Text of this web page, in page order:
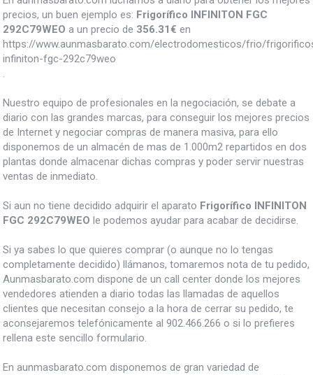
precios, un buen ejemplo es: Frigorífico INFINITON FGC
292C79WEO a un precio de 356.31 € en
https://www.aunmasbarato.com/electrodomesticos/frio/
infiniton-fgc-292c79weo
.
Nuestro equipo de profesionales en la negociación, se debate a
diario con las grandes marcas, para conseguir los mejores precios
de Internet y negociar compras de manera masiva, para ello
disponemos de un almacén de mas de 1.000m2 repartidos en dos
plantas donde almacenar dichas compras y poder servir nuestras
ventas de inmediato.
Si aun no tiene decidido adquirir el aparato Frigorífico INFINITON
FGC 292C79WEO le podemos ayudar para acabar de decidirse.
Si ya sabes lo que quieres comprar (o aunque no lo tengas
completamente decidido) llámanos, tomaremos nota de tu pedido,
Aunmasbarato.com dispone de un call center donde los mejores
vendedores atienden a diario todas las llamadas de aquellos
clientes que necesitan consejo a la hora de cerrar su pedido, te
aconsejaremos telefónicamente al 902.466.266 o si lo prefieres
rellena este sencillo formulario.
En aunmasbarato.com disponemos de gran variedad de